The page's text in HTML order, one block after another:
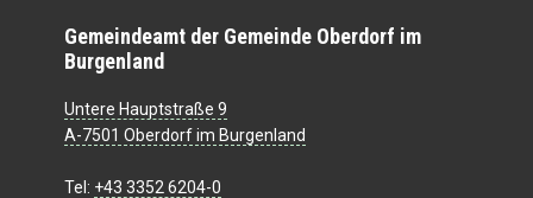
Gemeindeamt der Gemeinde Oberdorf im
Burgenland
Untere Hauptstraße 9
A-7501 Oberdorf im Burgenland
Tel: +43 3352 6204-0